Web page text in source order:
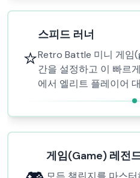
⭐
스피드 러너
Retro Battle 미니 게임
간을 설정하고 이 빠르
에서 엘리트 플레이어
게임(Game) 레전